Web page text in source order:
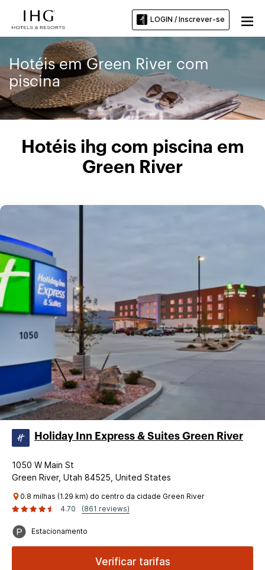
LOGIN / Inscrever-se
Hotéis em Green River com
piscina
Hotéis ihg com piscina em
Green River
Holiday Inn Express & Suites ​Green River​
1050 W Main St
Green River, Utah 84525, United States
0.8 milhas (1.29 km) do centro da cidade Green River
4.70
(861 reviews)
Estacionamento
Verificar tarifas